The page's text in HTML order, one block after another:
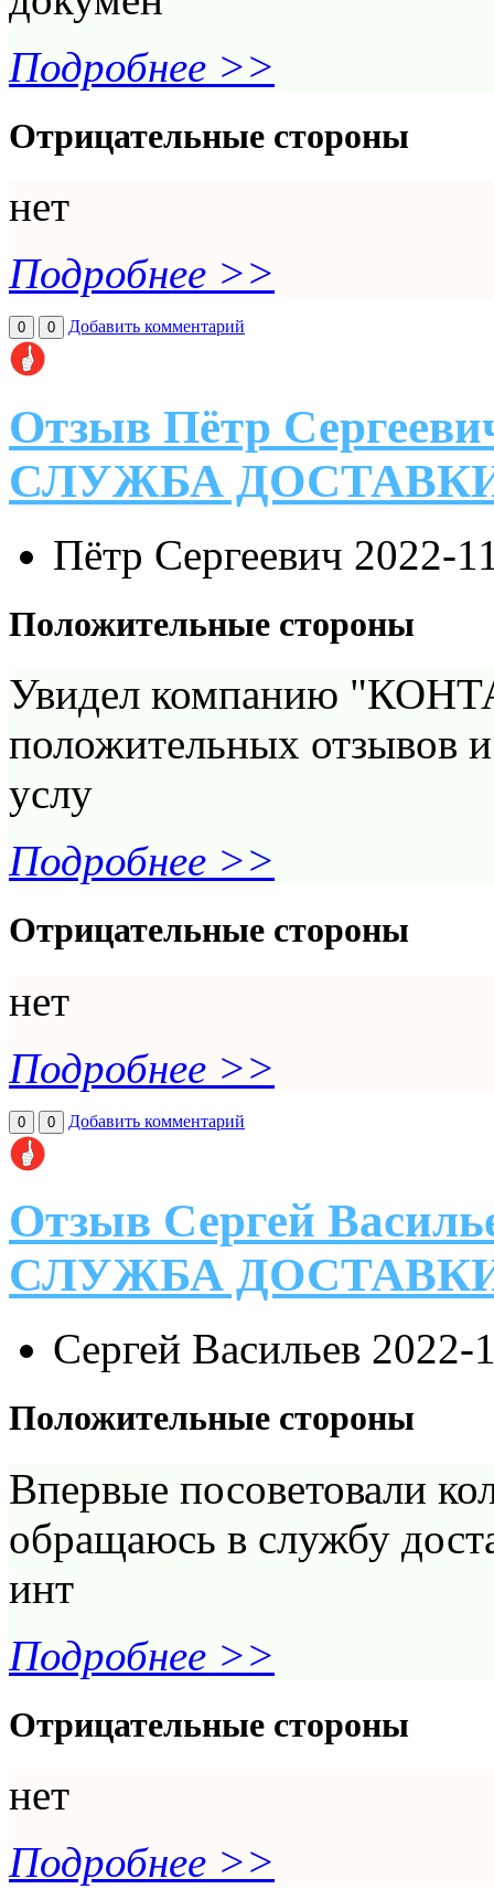
Подробнее >>
Отрицательные стороны
нет
Подробнее >>
0 0 Добавить комментарий
Отзыв Пётр
СЛУЖБА
Пётр Сергеевич 2022-
Положительные стороны
Увидел компанию
положительных отзывов
услу
Подробнее >>
Отрицательные стороны
нет
Подробнее >>
0 0 Добавить комментарий
Отзыв Сергей
СЛУЖБА
Сергей Васильев 2022-
Положительные стороны
Впервые посоветовали
обращаюсь в службу
инт
Подробнее >>
Отрицательные стороны
нет
Подробнее >>